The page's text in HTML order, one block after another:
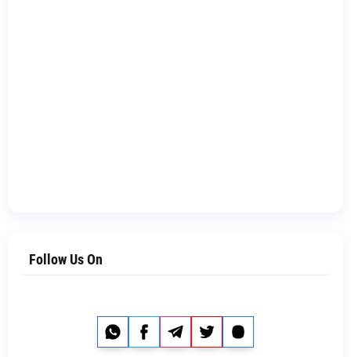
Follow Us On
Telegram